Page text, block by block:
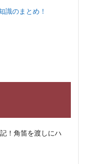
識のまとめ！
！角笛を渡しにハ